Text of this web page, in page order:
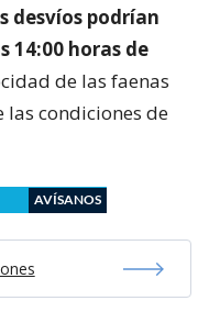
desvíos podrían
14:00 horas de
de las faenas
las condiciones de
AVÍSANOS